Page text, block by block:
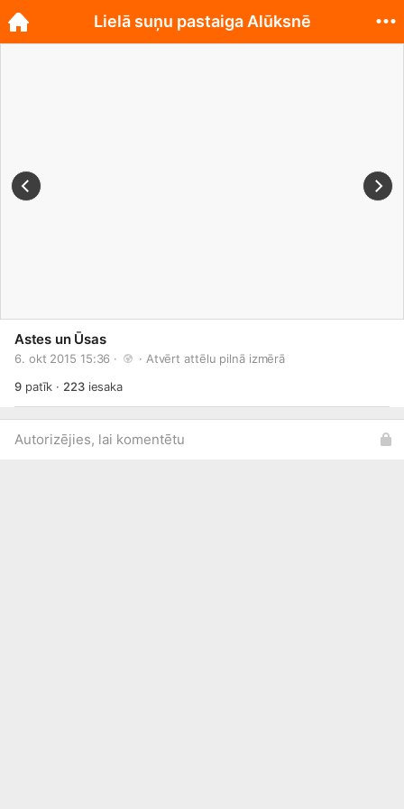
Astes un Ūsas
6. okt 2015 15:36 · · Atvērt attēlu pilnā izmērā
9patīk · 223iesaka
Autorizējies, lai komentētu
Lielā suņu pastaiga Alūksnē